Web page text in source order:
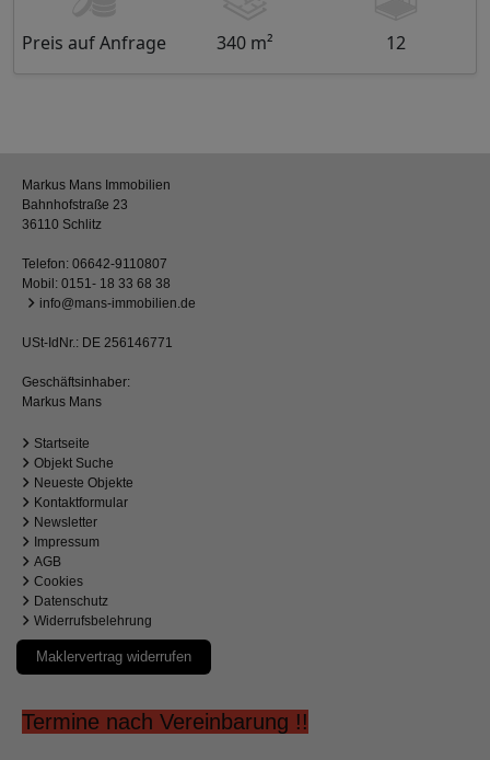
Preis auf Anfrage 340 m² 12
Markus Mans Immobilien
Bahnhofstraße 23
36110 Schlitz
Telefon: 06642-9110807
Mobil: 0151- 18 33 68 38
info@mans-immobilien.de
USt-IdNr.: DE 256146771
Geschäftsinhaber:
Markus Mans
Startseite
Objekt Suche
Neueste Objekte
Kontaktformular
Newsletter
Impressum
AGB
Cookies
Datenschutz
Widerrufsbelehrung
Maklervertrag widerrufen
Termine nach Vereinbarung !!